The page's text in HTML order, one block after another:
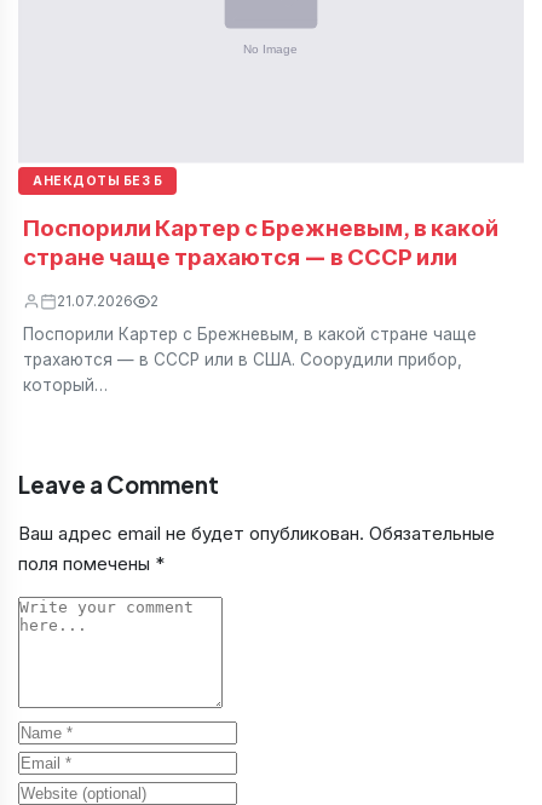
АНЕКДОТЫ БЕЗ Б
Поспорили Картер с Брежневым, в какой
стране чаще трахаются — в СССР или
21.07.2026 2
Поспорили Картер с Брежневым, в какой стране чаще
трахаются — в СССР или в США. Соорудили прибор,
который…
Leave a Comment
Ваш адрес email не будет опубликован. Обязательные
поля помечены *
Comment
Name
Email
Website